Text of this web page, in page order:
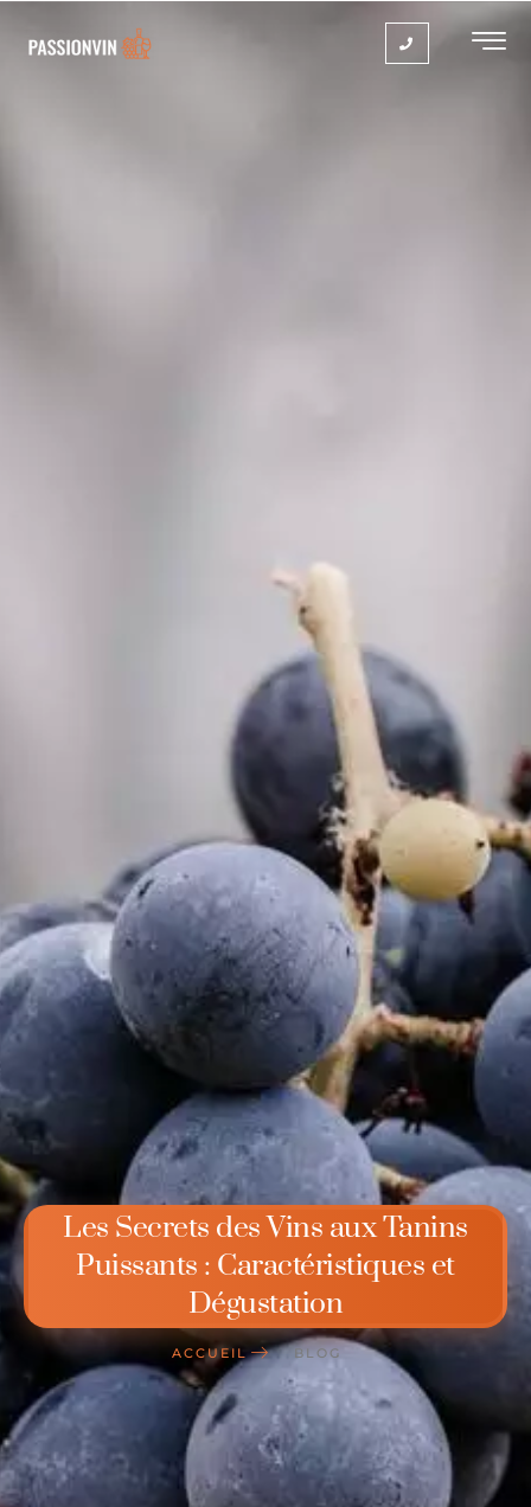
Les Secrets des Vins aux Tanins
Puissants : Caractéristiques et
Dégustation
ACCUEIL BLOG